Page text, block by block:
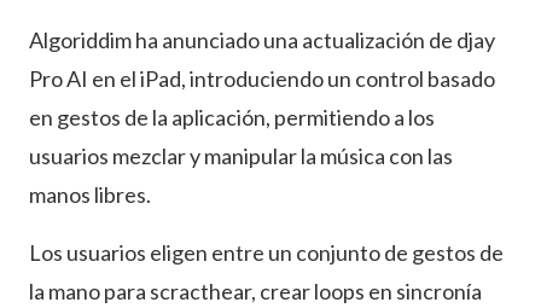
Algoriddim ha anunciado una actualización de djay
Pro AI en el iPad, introduciendo un control basado
en gestos de la aplicación, permitiendo a los
usuarios mezclar y manipular la música con las
manos libres.
Los usuarios eligen entre un conjunto de gestos de
la mano para scracthear, crear loops en sincronía